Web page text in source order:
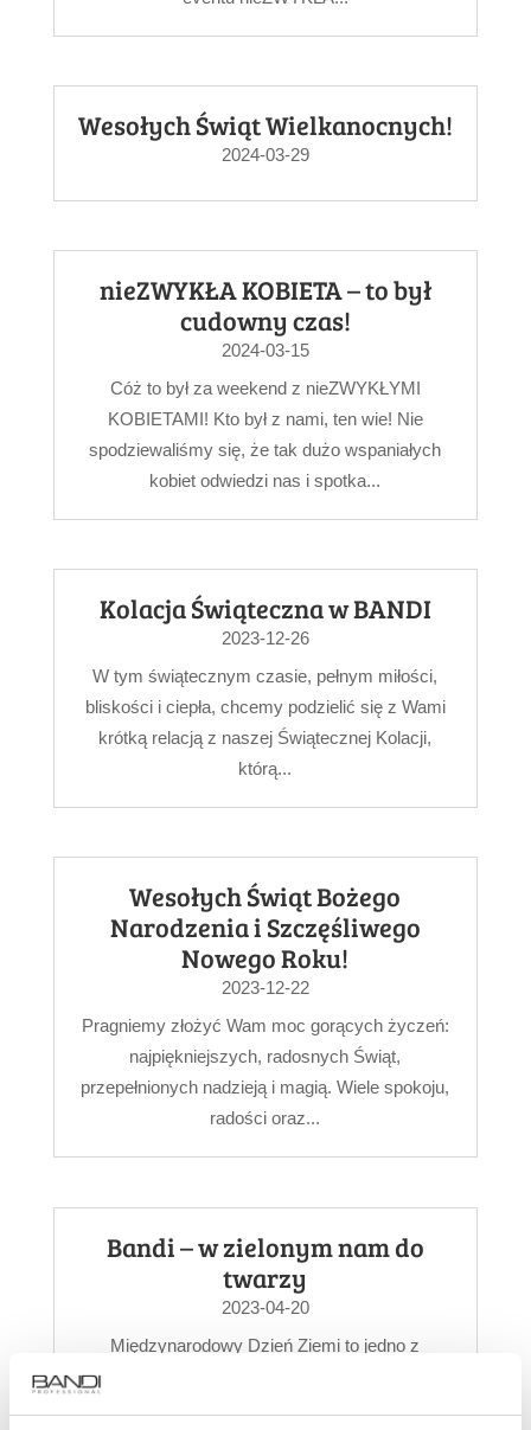
Wesołych Świąt Wielkanocnych!
2024-03-29
nieZWYKŁA KOBIETA – to był
cudowny czas!
2024-03-15
Cóż to był za weekend z nieZWYKŁYMI
KOBIETAMI! Kto był z nami, ten wie! Nie
spodziewaliśmy się, że tak dużo wspaniałych
kobiet odwiedzi nas i spotka...
Kolacja Świąteczna w BANDI
2023-12-26
W tym świątecznym czasie, pełnym miłości,
bliskości i ciepła, chcemy podzielić się z Wami
krótką relacją z naszej Świątecznej Kolacji,
którą...
Wesołych Świąt Bożego
Narodzenia i Szczęśliwego
Nowego Roku!
2023-12-22
Pragniemy złożyć Wam moc gorących życzeń:
najpiękniejszych, radosnych Świąt,
przepełnionych nadzieją i magią. Wiele spokoju,
radości oraz...
Bandi – w zielonym nam do
twarzy
2023-04-20
Międzynarodowy Dzień Ziemi to jedno z
najważniejszych ekologicznych świąt. Jak co